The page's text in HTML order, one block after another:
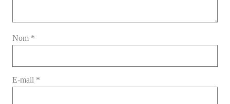
Nom *
E-mail *